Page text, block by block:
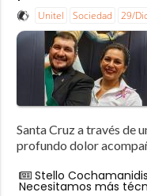
Unitel Sociedad 29/
Santa Cruz a través de
profundo dolor
Stello
Necesitamos más